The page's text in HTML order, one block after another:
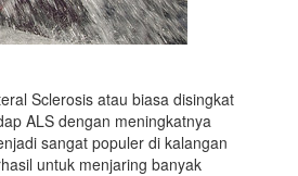
Sclerosis atau biasa disingkat
ALS dengan meningkatnya
sangat populer di kalangan
untuk menjaring banyak